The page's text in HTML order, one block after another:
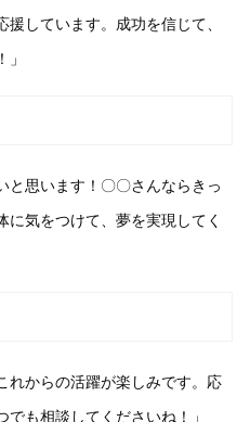
しています。成功を信じて、
と思います！〇〇さんならきっ
に気をつけて、夢を実現してく
れからの活躍が楽しみです。応
も相談してくださいね！」